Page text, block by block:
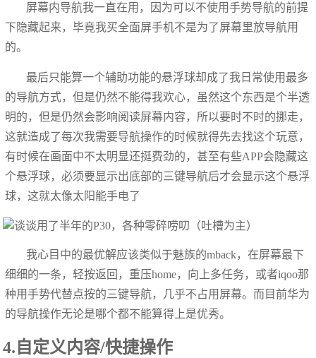
屏幕内导航我一直在用，因为可以不使用手势导航的前提
下隐藏起来，毕竟我买全面屏手机不是为了屏幕里放导航用
的。
最后只能算一个辅助功能的悬浮球却成了我日常使用最多
的导航方式，但是仍然不能得我欢心，虽然这个东西是个半透
明的，但是仍然会影响阅读屏幕内容，所以要时不时的挪走，
这就造成了每次我需要导航操作的时候就得先去找这个玩意，
有时候在画面中不太明显还挺费劲的，甚至有些APP会隐藏这
个悬浮球，必须要显示出底部的三键导航后才会显示这个悬浮
球，这就太像太阳能手电了
我心目中的最优解应该类似于魅族的mback，在屏幕最下
细细的一条，轻按返回，重压home，向上多任务，或者iqoo那
种用手势代替点按的三键导航，几乎不占用屏幕。而目前华为
的导航操作无论是哪个都不能算得上是优秀。
4.自定义内容/快捷操作